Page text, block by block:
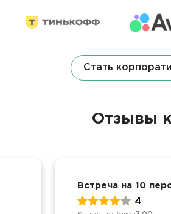
Стать
Отзывы
Встреча на 10
4